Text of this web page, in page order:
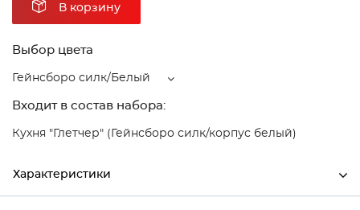
В корзину
Выбор цвета
Гейнсборо силк/Белый
Входит в состав набора:
Кухня "Глетчер" (Гейнсборо силк/корпус белый)
Характеристики